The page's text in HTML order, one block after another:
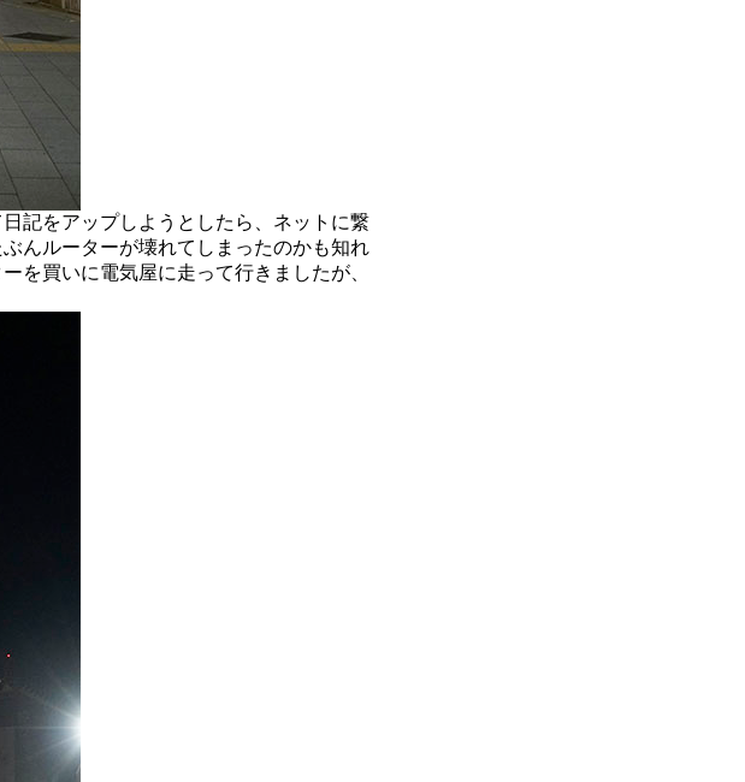
記をアップしようとしたら、ネットに繋
んルーターが壊れてしまったのかも知れ
を買いに電気屋に走って行きましたが、